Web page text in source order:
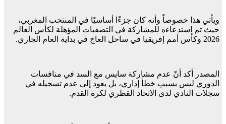
ويأتي هذا خصوصاً وأنه كان جزءًا أساسيًا في المنتخب المغربي،
حيث تم استدعاءه للمشاركة في التصفيات المؤهلة لكأس العالم
2026 وكأس أمم إفريقيا في ساحل العاج في بداية العام الجاري.
المصدر أكد أنّ عدم مشاركة سايس مع السد في منافسات
الدوري ليس بسبب خطأ إداري، بل يعود إلى عدم تسجيله في
سجلات النادي لدى الاتحاد القطري لكرة القدم.